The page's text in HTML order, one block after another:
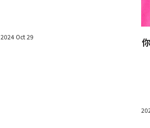
2024 Oct 29